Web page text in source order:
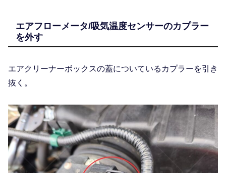
エアフローメータ/吸気温度センサーのカプラー
を外す
エアクリーナーボックスの蓋についているカプラーを引き
抜く。